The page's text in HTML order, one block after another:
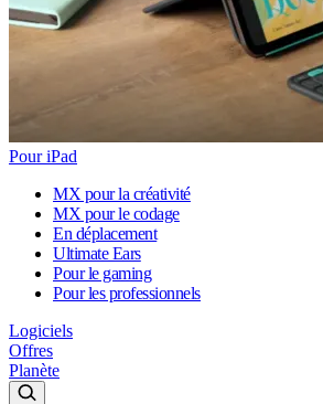
Pour iPad
MX pour la créativité
MX pour le codage
En déplacement
Ultimate Ears
Pour le gaming
Pour les professionnels
Logiciels
Offres
Planète